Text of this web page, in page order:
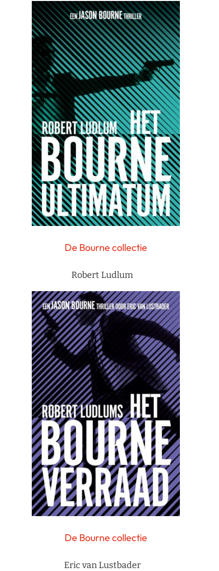
De Bourne collectie
Robert Ludlum
De Bourne collectie
Eric van Lustbader